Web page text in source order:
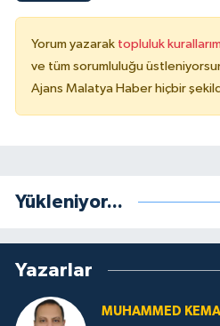
Yorum yazarak topluluk
ve tüm sorumluluğu
Ajans Malatya Haber hiçbir
Yükleniyor...
Yazarlar
MUHAMMED